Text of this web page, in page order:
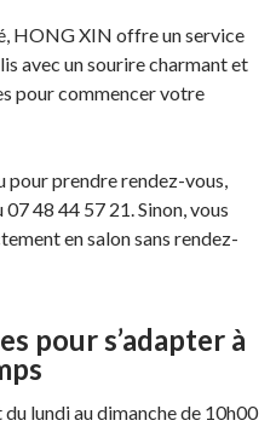
HONG XIN offre un service
avec un sourire charmant et
pour commencer votre
pour prendre rendez-vous,
48 44 57 21. Sinon, vous
en salon sans rendez-
pour s’adapter à
lundi au dimanche de 10h00